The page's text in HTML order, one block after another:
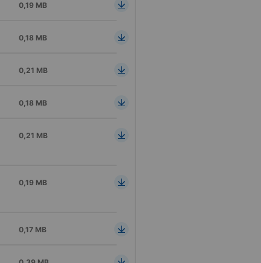
0,19 MB
0,18 MB
0,21 MB
0,18 MB
0,21 MB
0,19 MB
0,17 MB